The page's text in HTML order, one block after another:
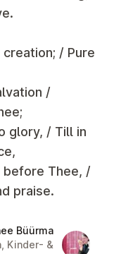
/ Pure
/
glory, / Till in
Thee, /
praise.
Büürma
Kinder- &
Dorothee